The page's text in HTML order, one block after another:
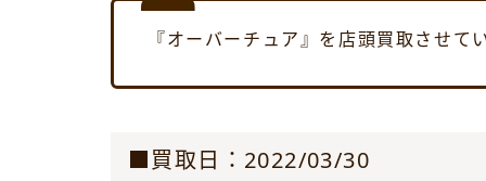
『オーバーチュア』を店頭買取させて
■買取日：2022/03/30